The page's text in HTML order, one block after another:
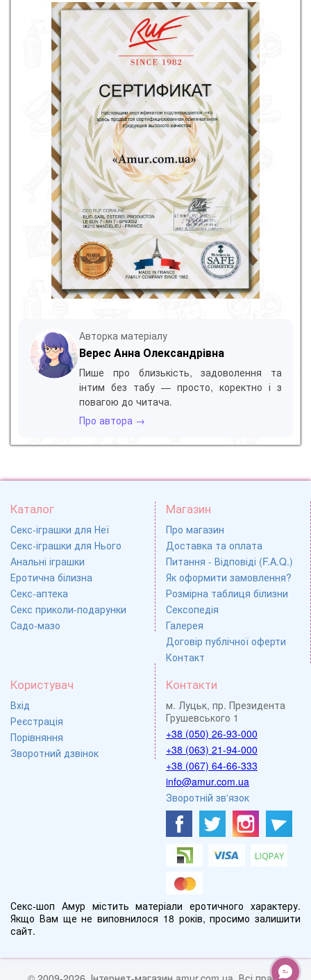
Авторка матеріалу
Верес Анна Олександрівна
Пише про близькість, задоволення та
інтим без табу — просто, коректно і з
повагою до читача.
Про автора →
Каталог
Секс-іграшки для Неї
Секс-іграшки для Нього
Анальні іграшки
Еротична білизна
Секс-аптека
Секс приколи-подарунки
Садо-мазо
Магазин
Про магазин
Доставка та оплата
Питання - Відповіді (F.A.Q.)
Як оформити замовлення?
Розмірна таблиця білизни
Сексопедія
Галерея
Договір публічної оферти
Контакт
Користувач
Вхід
Реєстрація
Порівняння
Зворотний дзвінок
Контакти
м. Луцьк, пр. Президента
Грушевського 1
+38 (050) 26-93-000
+38 (063) 21-94-000
+38 (067) 64-66-333
info@amur.com.ua
Зворотній зв'язок
Секс-шоп Амур містить матеріали еротичного характеру.
Якщо Вам ще не виповнилося 18 років, просимо залишити
сайт.